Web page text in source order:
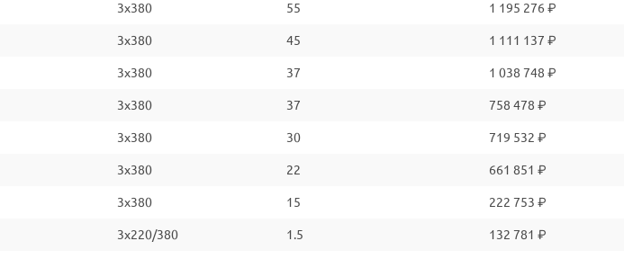
3x380 55 1 195 276 ₽
3x380 45 1 111 137 ₽
3x380 37 1 038 748 ₽
3x380 37 758 478 ₽
3x380 30 719 532 ₽
3x380 22 661 851 ₽
3x380 15 222 753 ₽
3x220/380 1.5 132 781 ₽